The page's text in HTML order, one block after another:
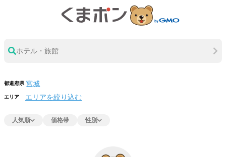
ホテル・旅館
都道府県
エリア エリアを絞り込む
人気順 価格帯 性別